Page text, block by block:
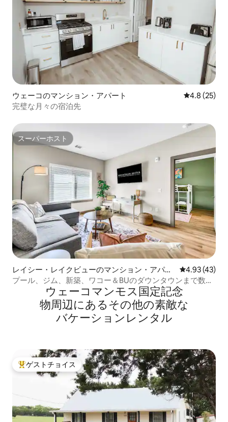
ウェーコのマンション・アパート レビュー25
4.8 (25)
完璧な月々の宿泊先
スーパーホスト
スーパーホスト
レイシー・レイクビューのマンション・アパー
ト
レビュー43
4.93 (43)
プール、ジム、新築、ワコー＆BUのダウンタウンまで数分|
ウェーコマンモス国定記念
物⁠周⁠辺⁠に⁠あ⁠るそ⁠の⁠他⁠の素⁠敵⁠な
バ⁠ケ⁠ー⁠シ⁠ョ⁠ン⁠レ⁠ン⁠タ⁠ル
大好評のゲストチョイスです。
ゲストチョイス